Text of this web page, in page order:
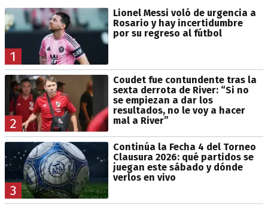
1
Lionel Messi voló de urgencia a
Rosario y hay incertidumbre
por su regreso al fútbol
2
Coudet fue contundente tras la
sexta derrota de River: “Si no
se empiezan a dar los
resultados, no le voy a hacer
mal a River”
3
Continúa la Fecha 4 del Torneo
Clausura 2026: qué partidos se
juegan este sábado y dónde
verlos en vivo